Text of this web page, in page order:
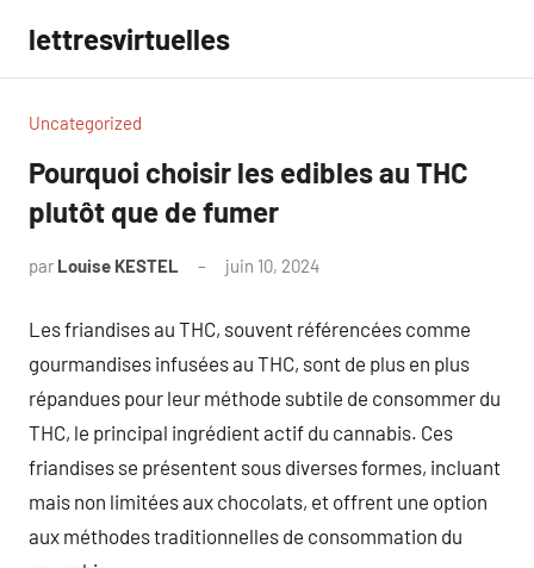
contenu
lettresvirtuelles
Uncategorized
Pourquoi choisir les edibles au THC
plutôt que de fumer
par Louise KESTEL juin 10, 2024
Les friandises au THC, souvent référencées comme
gourmandises infusées au THC, sont de plus en plus
répandues pour leur méthode subtile de consommer du
THC, le principal ingrédient actif du cannabis. Ces
friandises se présentent sous diverses formes, incluant
mais non limitées aux chocolats, et offrent une option
aux méthodes traditionnelles de consommation du